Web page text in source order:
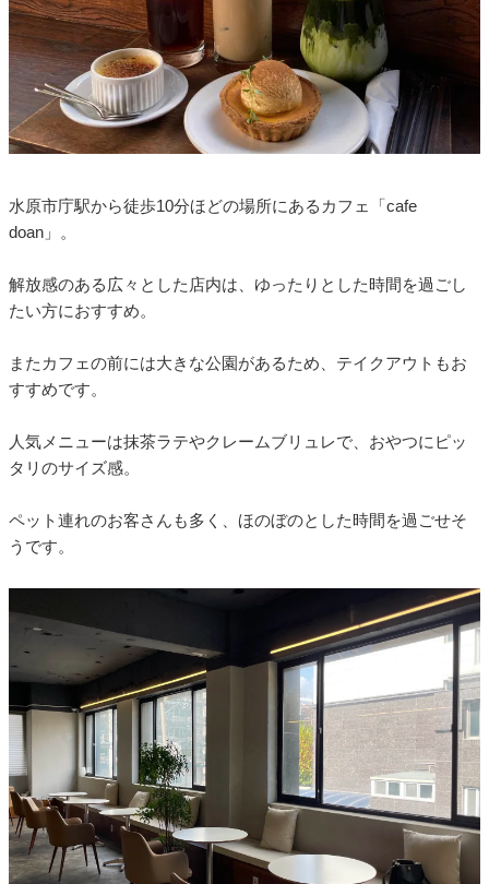
水原市庁駅から徒歩10分ほどの場所にあるカフェ「cafe
doan」。
解放感のある広々とした店内は、ゆったりとした時間を過ごし
たい方におすすめ。
またカフェの前には大きな公園があるため、テイクアウトもお
すすめです。
人気メニューは抹茶ラテやクレームブリュレで、おやつにピッ
タリのサイズ感。
ペット連れのお客さんも多く、ほのぼのとした時間を過ごせそ
うです。